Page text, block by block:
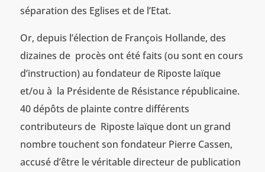
séparation des Eglises et de l’Etat.
Or, depuis l’élection de François Hollande, des
dizaines de procès ont été faits (ou sont en cours
d’instruction) au fondateur de Riposte laïque
et/ou à la Présidente de Résistance républicaine.
40 dépôts de plainte contre différents
contributeurs de Riposte laïque dont un grand
nombre touchent son fondateur Pierre Cassen,
accusé d’être le véritable directeur de publication